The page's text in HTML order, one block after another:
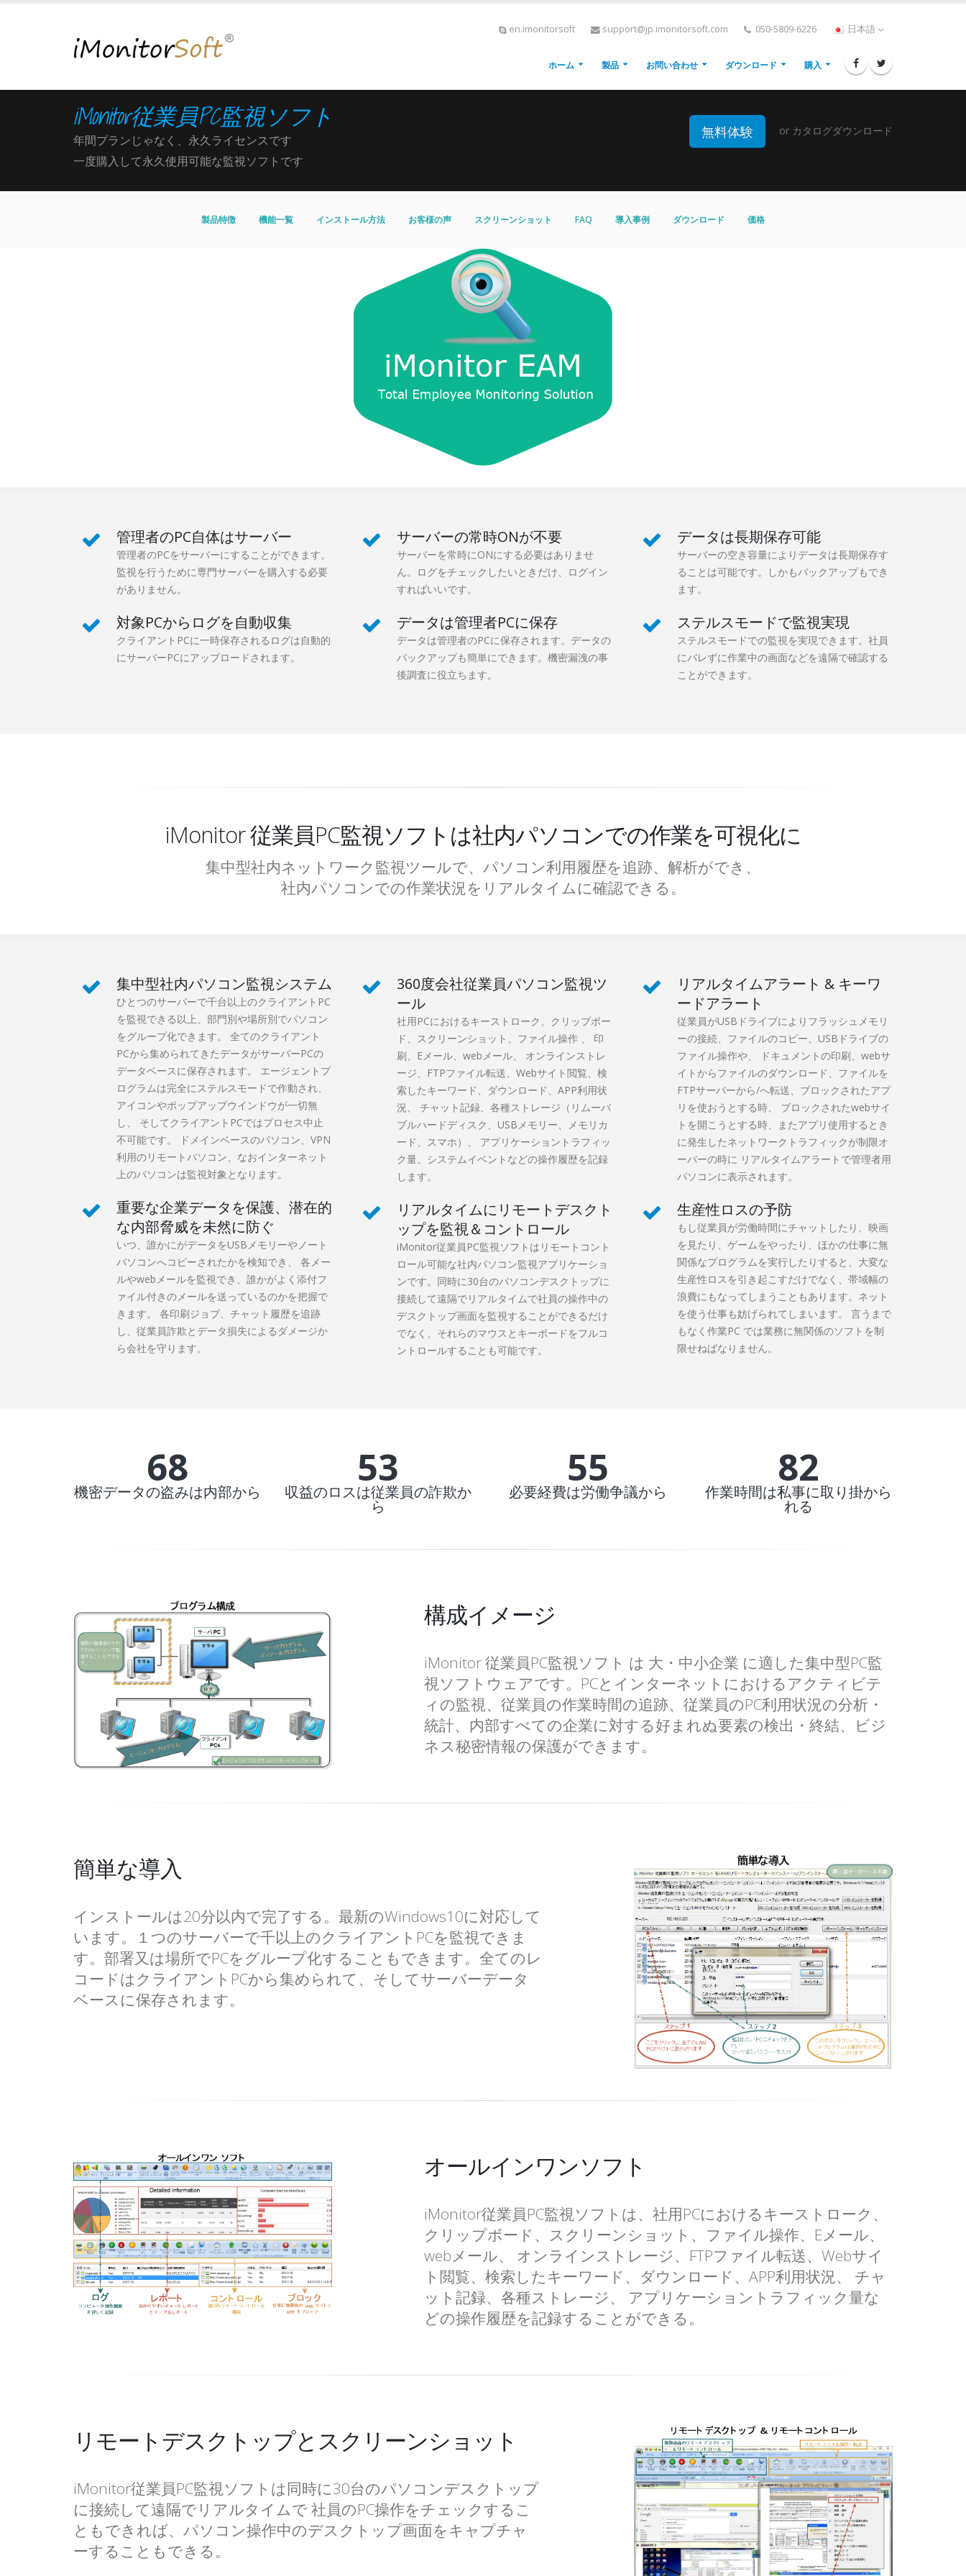
en.imonitorsoft support@jp.imonitorsoft.com 050-5809-6226 日本語
ホーム 製品 お問い合わせ ダウンロード 購入
iMonitor従業員PC監視ソフト
年間プランじゃなく、永久ライセンスです
一度購入して永久使用可能な監視ソフトです
無料体験 or カタログダウンロード
製品特徴 機能一覧 インストール方法 お客様の声 スクリーンショット FAQ 導入事例 ダウンロード 価格
管理者のPC自体はサーバー
管理者のPCをサーバーにすることができます。
監視を行うために専門サーバーを購入する必要
がありません。
対象PCからログを自動収集
クライアントPCに一時保存されるログは自動的
にサーバーPCにアップロードされます。
サーバーの常時ONが不要
サーバーを常時にONにする必要はありませ
ん。ログをチェックしたいときだけ、ログイン
すればいいです。
データは管理者PCに保存
データは管理者のPCに保存されます。データの
バックアップも簡単にできます。機密漏洩の事
後調査に役立ちます。
データは長期保存可能
サーバーの空き容量によりデータは長期保存す
ることは可能です。しかもバックアップもでき
ます。
ステルスモードで監視実現
ステルスモードでの監視を実現できます。社員
にバレずに作業中の画面などを遠隔で確認する
ことができます。
iMonitor 従業員PC監視ソフトは社内パソコンでの作業を可視化に
集中型社内ネットワーク監視ツールで、パソコン利用履歴を追跡、解析ができ、
社内パソコンでの作業状況をリアルタイムに確認できる。
集中型社内パソコン監視システム
ひとつのサーバーで千台以上のクライアントPC
を監視できる以上、部門別や場所別でパソコン
をグループ化できます。 全てのクライアント
PCから集められてきたデータがサーバーPCの
データベースに保存されます。 エージェントプ
ログラムは完全にステルスモードで作動され、
アイコンやポップアップウインドウが一切無
し、 そしてクライアントPCではプロセス中止
不可能です。 ドメインベースのパソコン、VPN
利用のリモートパソコン、なおインターネット
上のパソコンは監視対象となります。
重要な企業データを保護、潜在的
な内部脅威を未然に防ぐ
いつ、誰かにがデータをUSBメモリーやノート
パソコンへコピーされたかを検知でき、 各メー
ルやwebメールを監視でき、誰かがよく添付フ
ァイル付きのメールを送っているのかを把握で
きます。 各印刷ジョブ、チャット履歴を追跡
し、従業員詐欺とデータ損失によるダメージか
ら会社を守ります。
360度会社従業員パソコン監視ツ
ール
社用PCにおけるキーストローク、クリップボー
ド、スクリーンショット、ファイル操作 、 印
刷、Eメール、webメール、 オンラインストレ
ージ、FTPファイル転送、Webサイト閲覧、検
索したキーワード、ダウンロード、APP利用状
況、 チャット記録、各種ストレージ（リムーバ
ブルハードディスク、USBメモリー、メモリカ
ード、スマホ）、 アプリケーショントラフィッ
ク量、システムイベントなどの操作履歴を記録
します。
リアルタイムにリモートデスクト
ップを監視＆コントロール
iMonitor従業員PC監視ソフトはリモートコント
ロール可能な社内パソコン監視アプリケーショ
ンです。同時に30台のパソコンデスクトップに
接続して遠隔でリアルタイムで社員の操作中の
デスクトップ画面を監視することができるだけ
でなく、それらのマウスとキーボードをフルコ
ントロールすることも可能です。
リアルタイムアラート & キーワ
ードアラート
従業員がUSBドライブによりフラッシュメモリ
ーの接続、ファイルのコピー、USBドライブの
ファイル操作や、 ドキュメントの印刷、webサ
イトからファイルのダウンロード、ファイルを
FTPサーバーから/へ転送、ブロックされたアプ
リを使おうとする時、 ブロックされたwebサイ
トを開こうとする時、またアプリ使用するとき
に発生したネットワークトラフィックが制限オ
ーバーの時に リアルタイムアラートで管理者用
パソコンに表示されます。
生産性ロスの予防
もし従業員が労働時間にチャットしたり、映画
を見たり、ゲームをやったり、ほかの仕事に無
関係なプログラムを実行したりすると、大変な
生産性ロスを引き起こすだけでなく、帯域幅の
浪費にもなってしまうこともあります。ネット
を使う仕事も妨げられてしまいます。 言うまで
もなく作業PC では業務に無関係のソフトを制
限せねばなりません。
70%
機密データの盗みは内部から
55%
収益のロスは従業員の詐欺か
ら
57%
必要経費は労働争議から
85%
作業時間は私事に取り掛から
れる
構成イメージ
iMonitor 従業員PC監視ソフト は 大・中小企業 に適した集中型PC監
視ソフトウェアです。PCとインターネットにおけるアクティビテ
ィの監視、従業員の作業時間の追跡、従業員のPC利用状況の分析・
統計、内部すべての企業に対する好まれぬ要素の検出・終結、ビジ
ネス秘密情報の保護ができます。
簡単な導入
インストールは20分以内で完了する。最新のWindows10に対応して
います。１つのサーバーで千以上のクライアントPCを監視できま
す。部署又は場所でPCをグループ化することもできます。全てのレ
コードはクライアントPCから集められて、そしてサーバーデータ
ベースに保存されます。
オールインワンソフト
iMonitor従業員PC監視ソフトは、社用PCにおけるキーストローク、
クリップボード、スクリーンショット、ファイル操作、Eメール、
webメール、 オンラインストレージ、FTPファイル転送、Webサイ
ト閲覧、検索したキーワード、ダウンロード、APP利用状況、 チャ
ット記録、各種ストレージ、 アプリケーショントラフィック量な
どの操作履歴を記録することができる。
リモートデスクトップとスクリーンショット
iMonitor従業員PC監視ソフトは同時に30台のパソコンデスクトップ
に接続して遠隔でリアルタイムで 社員のPC操作をチェックするこ
ともできれば、パソコン操作中のデスクトップ画面をキャプチャ
ーすることもできる。